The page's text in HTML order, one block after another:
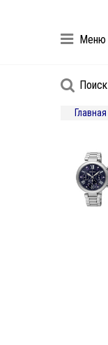
Меню
Поиск
Главная